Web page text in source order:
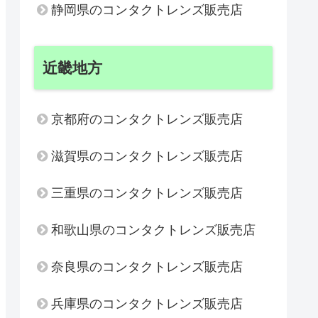
静岡県のコンタクトレンズ販売店
近畿地方
京都府のコンタクトレンズ販売店
滋賀県のコンタクトレンズ販売店
三重県のコンタクトレンズ販売店
和歌山県のコンタクトレンズ販売店
奈良県のコンタクトレンズ販売店
兵庫県のコンタクトレンズ販売店